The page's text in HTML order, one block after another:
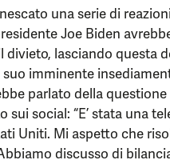
una serie di
Joe Biden
divieto, lasciando questa
imminente
parlato della
sui social: “E’ stata una
Uniti. Mi aspetto che
discusso di